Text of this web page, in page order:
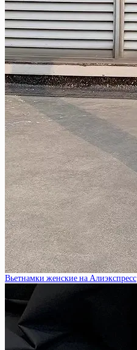
Вьетнамки женские на Алиэкспресс